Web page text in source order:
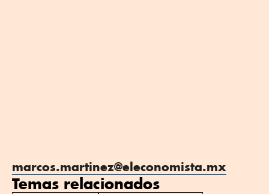
marcos.martinez@eleconomista.mx
Temas relacionados